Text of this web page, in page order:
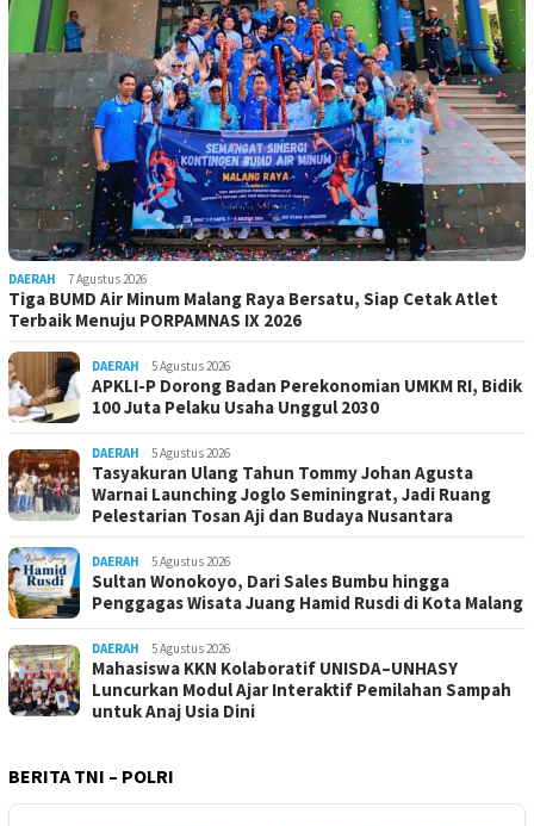
DAERAH 7 Agustus 2026
Tiga BUMD Air Minum Malang Raya Bersatu, Siap Cetak Atlet
Terbaik Menuju PORPAMNAS IX 2026
DAERAH 5 Agustus 2026
APKLI-P Dorong Badan Perekonomian UMKM RI, Bidik
100 Juta Pelaku Usaha Unggul 2030
DAERAH 5 Agustus 2026
Tasyakuran Ulang Tahun Tommy Johan Agusta
Warnai Launching Joglo Seminingrat, Jadi Ruang
Pelestarian Tosan Aji dan Budaya Nusantara
DAERAH 5 Agustus 2026
Sultan Wonokoyo, Dari Sales Bumbu hingga
Penggagas Wisata Juang Hamid Rusdi di Kota Malang
DAERAH 5 Agustus 2026
Mahasiswa KKN Kolaboratif UNISDA–UNHASY
Luncurkan Modul Ajar Interaktif Pemilahan Sampah
untuk Anaj Usia Dini
BERITA TNI – POLRI